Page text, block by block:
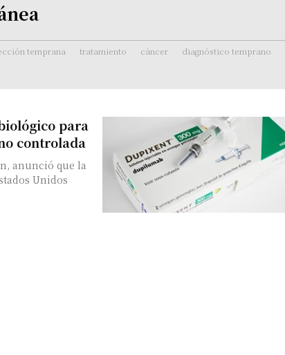
temprana tratamiento cáncer diagnóstico temprano
para
controlada
anunció que la
Unidos